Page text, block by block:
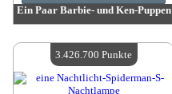
Ein Paar Barbie- und Ken-Puppen
Verfügbare Menge:4
3.426.700 Punkte